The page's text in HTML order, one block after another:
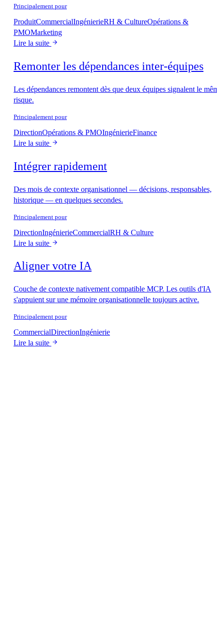
Principalement pour
ProduitCommercialIngénierieRH & CultureOpérations &
PMOMarketing
Lire la suite
Remonter les dépendances inter-équipes
Les dépendances remontent dès que deux équipes signalent le
risque.
Principalement pour
DirectionOpérations & PMOIngénierieFinance
Lire la suite
Intégrer rapidement
Des mois de contexte organisationnel — décisions, responsables,
historique — en quelques secondes.
Principalement pour
DirectionIngénierieCommercialRH & Culture
Lire la suite
Aligner votre IA
Couche de contexte nativement compatible MCP. Les outils d'IA
s'appuient sur une mémoire organisationnelle toujours active.
Principalement pour
CommercialDirectionIngénierie
Lire la suite